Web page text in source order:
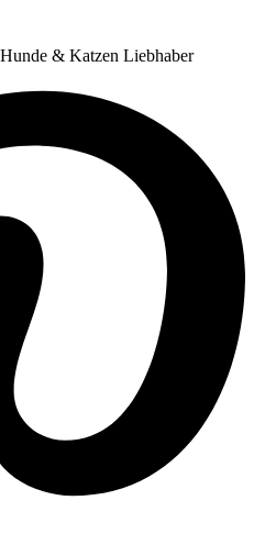
& Katzen Liebhaber